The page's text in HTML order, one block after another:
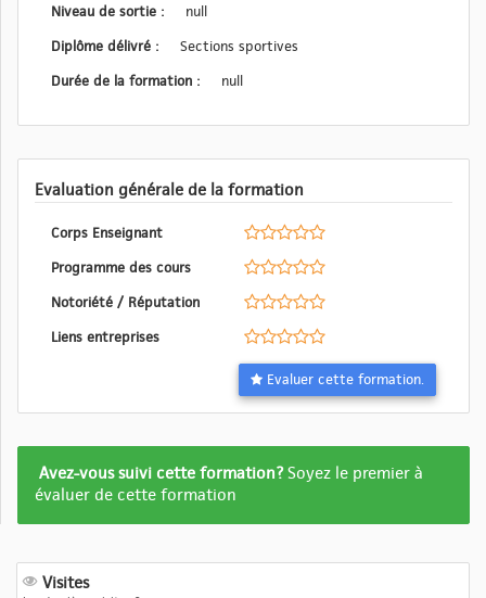
Niveau de sortie :
null
Diplôme délivré :
Sections sportives
Durée de la formation :
null
Evaluation générale de la formation
Corps Enseignant
Programme des cours
Notoriété / Réputation
Liens entreprises
Evaluer cette formation.
Formation
pas
Avez-vous suivi cette formation?Soyez le premier à
évaluer de cette formation
Visites